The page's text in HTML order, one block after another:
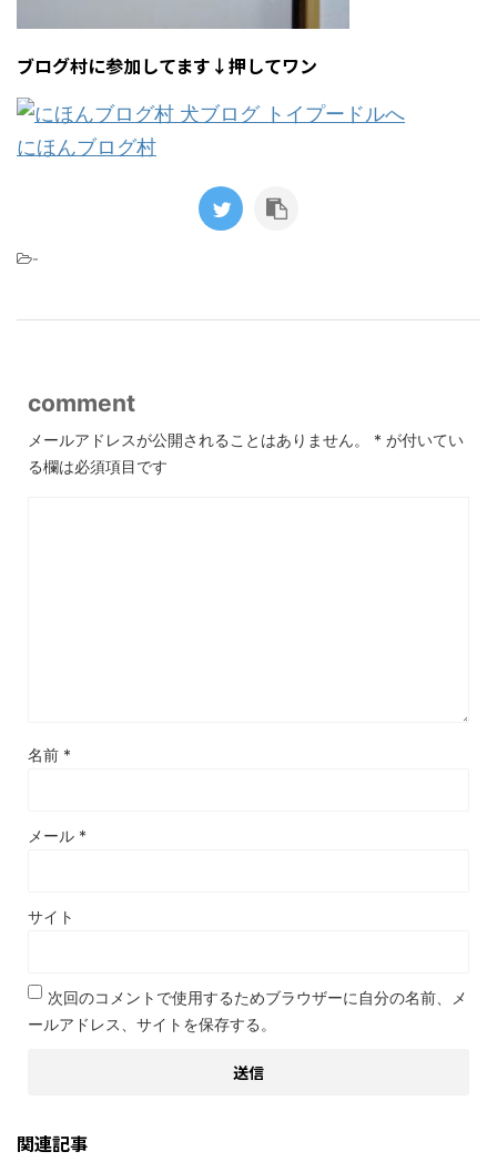
ブログ村に参加してます↓押してワン
にほんブログ村
-
comment
メールアドレスが公開されることはありません。 * が付いてい
る欄は必須項目です
名前 *
メール *
サイト
次回のコメントで使用するためブラウザーに自分の名前、メ
ールアドレス、サイトを保存する。
関連記事